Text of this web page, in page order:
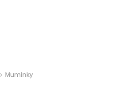
Muminky